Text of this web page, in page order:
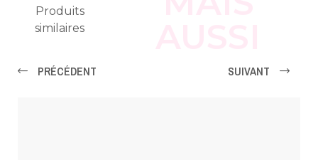
Produits
similaires
PRÉCÉDENT SUIVANT